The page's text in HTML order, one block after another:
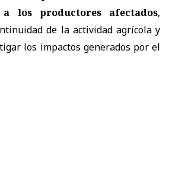
los productores afectados,
de la actividad agrícola y
los impactos generados por el